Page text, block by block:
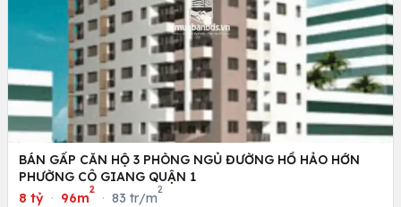
BÁN GẤP CĂN HỘ 3 PHÒNG NGỦ ĐƯỜNG HỒ HẢO HỚN
PHƯỜNG CÔ GIANG QUẬN 1
8 tỷ · 96m
2
· 83 tr/m
2